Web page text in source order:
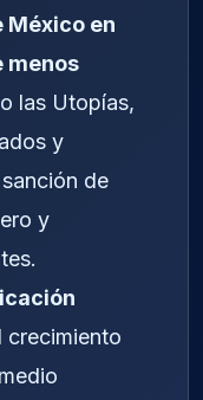
México en
menos
las Utopías,
y
de
y
crecimiento